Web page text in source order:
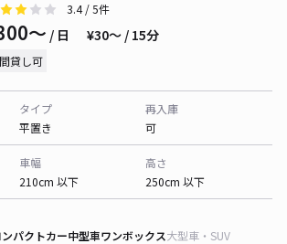
3.4/ 5件
〜 / 日 ¥30〜 / 15分
貸し可
タイプ
平置き
再入庫
可
車幅
210cm 以下
高さ
250cm 以下
ンパクトカー中型車ワンボックス大型車・SUV